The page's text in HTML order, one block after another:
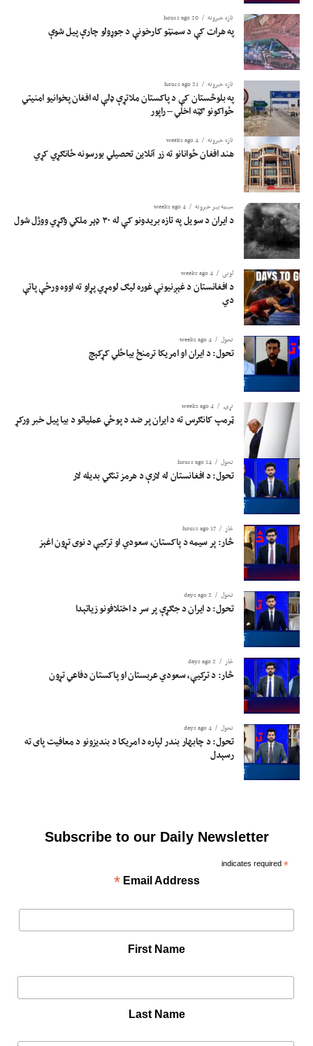
تازه خبرونه 20 hours ago
په هرات کې د سمنټو کارخونې د جوړولو چارې پیل شوې
تازه خبرونه 21 hours ago
په بلوڅستان کې د پاکستان ملاتړې ډلې له افغان پخوانیو امنیتي
ځواکونو ګټه اخلي – راپور
تازه خبرونه 4 weeks ago
هند افغان ځوانانو ته زر آنلاین تحصیلي بورسونه ځانګړي کړي
سیمه ییز خبرونه 4 weeks ago
د ایران د سویل په تازه بریدونو کې له ۳۰ ډېر ملکي وګړي ووژل شول
لوبی 4 weeks ago
د افغانستان د غېږنیونې غوره لیګ لومړي پړاو ته اووه ورځې پاتې
دي
تحول 4 weeks ago
تحول: د ایران او امریکا ترمنځ بیاځلي کړکېچ
نړۍ 4 weeks ago
ټرمپ کانګرس ته د ایران پر ضد د پوځي عملیاتو د بیا پیل خبر ورکړ
تحول 14 hours ago
تحول: د افغانستان له لارې د هرمز تنګي بدیله لار
څار 17 hours ago
څار: پر سیمه د پاکستان، سعودي او ترکیې د نوی تړون اغېز
تحول 2 days ago
تحول: د ایران د جګړې پر سر د اختلافونو زیاتېدا
څار 2 days ago
څار: د ترکیې، سعودي عربستان او پاکستان دفاعي تړون
تحول 4 days ago
تحول: د چابهار بندر لپاره د امریکا د بندیزونو د معافیت پای ته
رسېدل
Subscribe to our Daily Newsletter
*
indicates required
Email Address
*
First Name
Last Name